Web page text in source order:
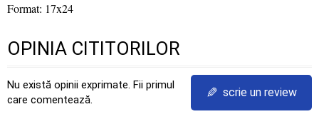
Format: 17x24
OPINIA CITITORILOR
Nu există opinii exprimate. Fii primul
care comentează.
✎ scrie un review